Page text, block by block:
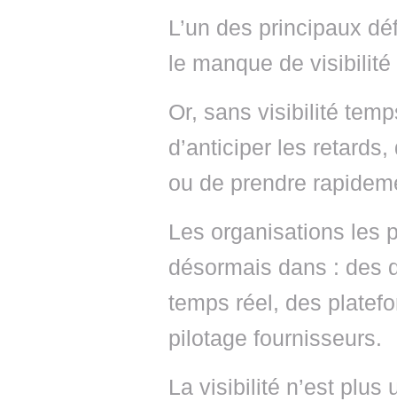
L’un des principaux
le manque de
Or, sans visibilité
d’anticiper les
ou de prendre
Les organisations les
désormais dans : des
temps réel, des
pilotage fournisseurs.
La visibilité n’est plus